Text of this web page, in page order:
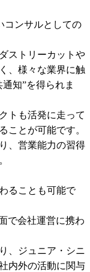
コンサルとしての
ストリーカットや
、様々な業界に触
知”を得られま
トも活発に走って
ことが可能です。
、営業能力の習得
ることも可能で
で会社運営に携わ
、ジュニア・シニ
内外の活動に関与